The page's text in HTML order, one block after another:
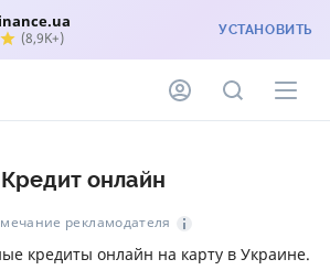
(8,9K+) УСТАНОВИТЬ
Кредит онлайн
рекламодателя
кредиты онлайн на карту в Украине.